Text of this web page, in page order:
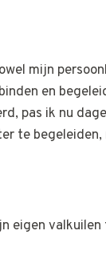
mijn
en
pas ik nu
te
eigen